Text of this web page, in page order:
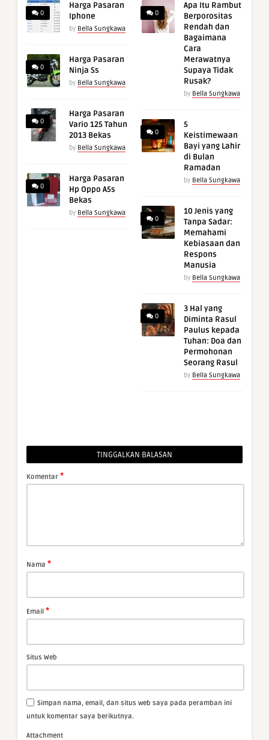
0
Harga Pasaran
Iphone
by Bella Sungkawa
0
Harga Pasaran
Ninja Ss
by Bella Sungkawa
0
Harga Pasaran
Vario 125 Tahun
2013 Bekas
by Bella Sungkawa
0
Harga Pasaran
Hp Oppo A5s
Bekas
by Bella Sungkawa
0
Apa Itu Rambut
Berporositas
Rendah dan
Bagaimana
Cara
Merawatnya
Supaya Tidak
Rusak?
by Bella Sungkawa
0
5
Keistimewaan
Bayi yang Lahir
di Bulan
Ramadan
by Bella Sungkawa
0
10 Jenis yang
Tanpa Sadar:
Memahami
Kebiasaan dan
Respons
Manusia
by Bella Sungkawa
0
3 Hal yang
Diminta Rasul
Paulus kepada
Tuhan: Doa dan
Permohonan
Seorang Rasul
by Bella Sungkawa
TINGGALKAN BALASAN
Komentar *
Nama *
Email *
Situs Web
Simpan nama, email, dan situs web saya pada peramban ini
untuk komentar saya berikutnya.
Attachment